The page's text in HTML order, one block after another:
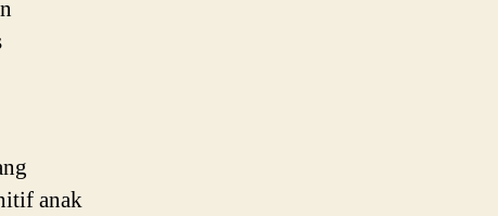
anak